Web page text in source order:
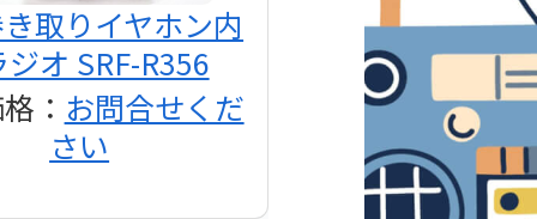
取りイヤホン内
オ SRF-R356
： お問合せくだ
さい